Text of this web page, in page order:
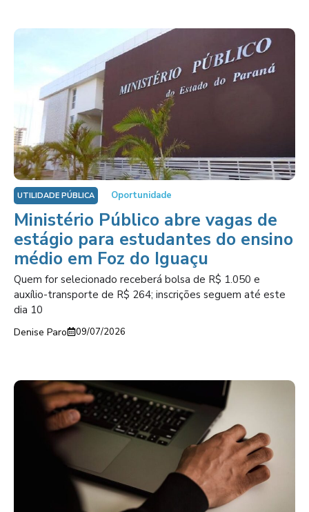
UTILIDADE PÚBLICA Oportunidade
Ministério Público abre vagas de
estágio para estudantes do ensino
médio em Foz do Iguaçu
Quem for selecionado receberá bolsa de R$ 1.050 e
auxílio-transporte de R$ 264; inscrições seguem até este
dia 10
Denise Paro 09/07/2026